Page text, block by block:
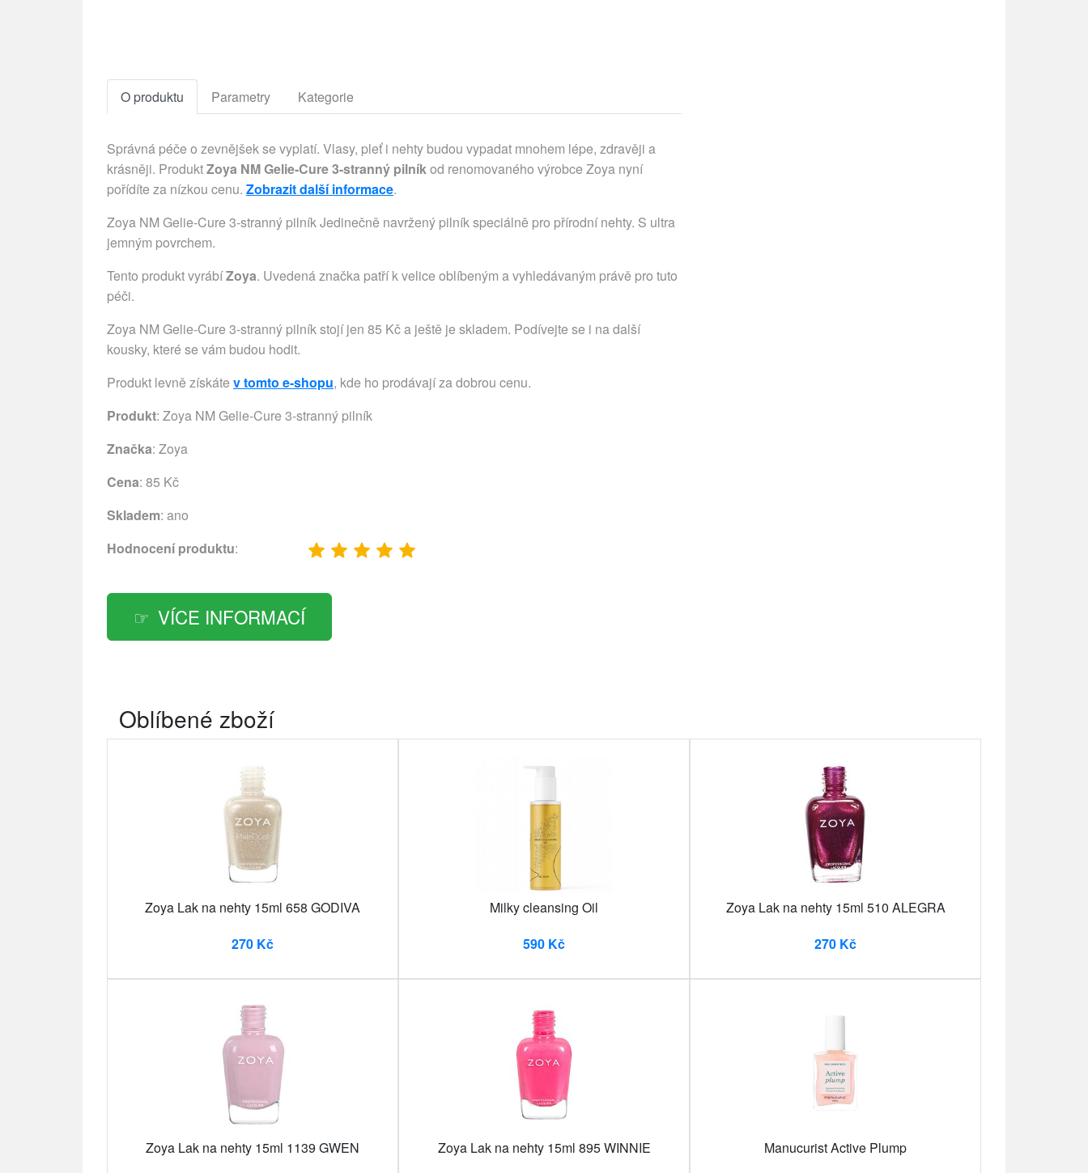
O produktu Parametry Kategorie
Správná péče o zevnějšek se vyplatí. Vlasy, pleť i nehty budou vypadat mnohem lépe, zdravěji a
krásněji. ProduktZoya NM Gelie-Cure 3-stranný pilníkod renomovaného výrobce Zoya nyní
pořídíte za nízkou cenu. Zobrazit další informace.
Zoya NM Gelie-Cure 3-stranný pilník Jedinečně navržený pilník speciálně pro přírodní nehty. S ultra
jemným povrchem.
Tento produkt vyrábíZoya. Uvedená značka patří k velice oblíbeným a vyhledávaným právě pro tuto
péči.
Zoya NM Gelie-Cure 3-stranný pilník stojí jen 85 Kč a ještě je skladem. Podívejte se i na další
kousky, které se vám budou hodit.
Produkt levně získáte v tomto e-shopu, kde ho prodávají za dobrou cenu.
Produkt: Zoya NM Gelie-Cure 3-stranný pilník
Značka: Zoya
Cena: 85 Kč
Skladem: ano
Hodnocení produktu:
VÍCE INFORMACÍ
Oblíbené zboží
Zoya Lak na nehty 15ml 658 GODIVA
270 Kč
Milky cleansing Oil
590 Kč
Zoya Lak na nehty 15ml 510 ALEGRA
270 Kč
Zoya Lak na nehty 15ml 1139 GWEN
Zoya Lak na nehty 15ml 895 WINNIE
Manucurist Active Plump